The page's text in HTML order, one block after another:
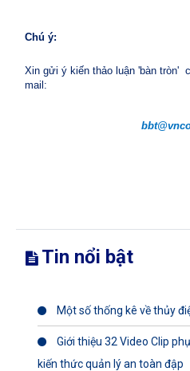
Chú ý:
Xin gửi ý kiến thảo luận 'bàn tròn'
mail:
Tin nổi bật
Một số thống kê về thủy
Giới thiệu 32 Video Clip
kiến thức quản lý an toàn đập